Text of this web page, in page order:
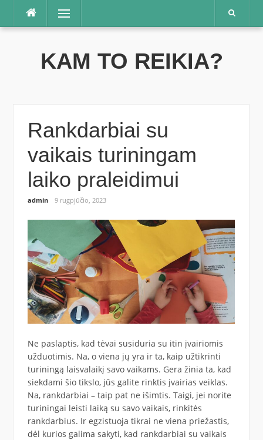
Praleisti
Meniu
KAM TO REIKIA?
Rankdarbiai su
vaikais turiningam
laiko praleidimui
admin 9 rugpjūčio, 2023
Ne paslaptis, kad tėvai susiduria su itin įvairiomis
užduotimis. Na, o viena jų yra ir ta, kaip užtikrinti
turiningą laisvalaikį savo vaikams. Gera žinia ta, kad
siekdami šio tikslo, jūs galite rinktis įvairias veiklas.
Na, rankdarbiai – taip pat ne išimtis. Taigi, jei norite
turiningai leisti laiką su savo vaikais, rinkitės
rankdarbius. Ir egzistuoja tikrai ne viena priežastis,
dėl kurios galima sakyti, kad rankdarbiai su vaikais